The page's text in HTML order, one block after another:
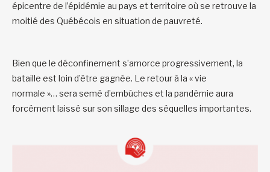
épicentre de l’épidémie au pays et territoire où se retrouve la
moitié des Québécois en situation de pauvreté.
Bien que le déconfinement s’amorce progressivement, la
bataille est loin d’être gagnée. Le retour à la « vie
normale »… sera semé d’embûches et la pandémie aura
forcément laissé sur son sillage des séquelles importantes.